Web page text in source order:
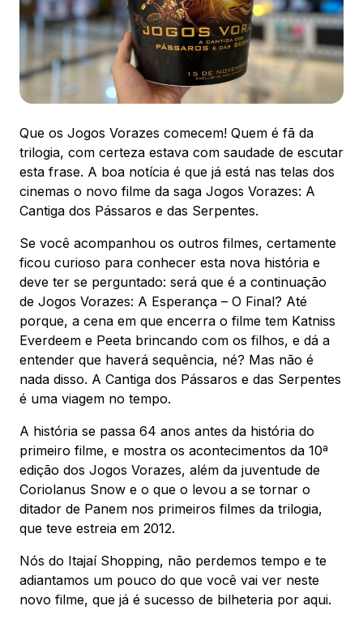
Ver local
Chamar Uber
CONTATO
(47) 3348-4609
Comodidades Eventos Cinema
Vitrine virtual
Que os Jogos Vorazes comecem! Quem é fã da
trilogia, com certeza estava com saudade de escutar
esta frase. A boa notícia é que já está nas telas dos
cinemas o novo filme da saga Jogos Vorazes: A
Cantiga dos Pássaros e das Serpentes.
Se você acompanhou os outros filmes, certamente
ficou curioso para conhecer esta nova história e
deve ter se perguntado: será que é a continuação
de Jogos Vorazes: A Esperança – O Final? Até
porque, a cena em que encerra o filme tem Katniss
Everdeem e Peeta brincando com os filhos, e dá a
entender que haverá sequência, né? Mas não é
nada disso. A Cantiga dos Pássaros e das Serpentes
é uma viagem no tempo.
A história se passa 64 anos antes da história do
primeiro filme, e mostra os acontecimentos da 10ª
edição dos Jogos Vorazes, além da juventude de
Coriolanus Snow e o que o levou a se tornar o
ditador de Panem nos primeiros filmes da trilogia,
que teve estreia em 2012.
Nós do Itajaí Shopping, não perdemos tempo e te
adiantamos um pouco do que você vai ver neste
novo filme, que já é sucesso de bilheteria por aqui.